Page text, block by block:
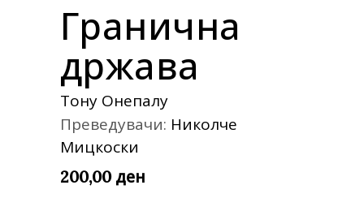
Гранична
држава
Тону Онепалу
Преведувачи: Николче
Мицкоски
200,00 ден